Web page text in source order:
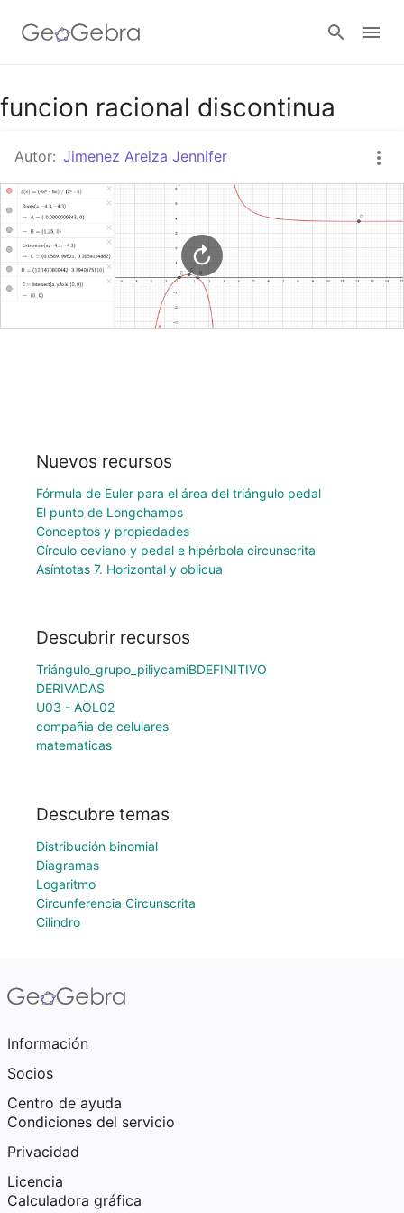
Google Classroom
GeoGebra Classroom
Abrir sesión
funcion racional discontinua
Autor: Jimenez Areiza Jennifer
Nuevos recursos
Fórmula de Euler para el área del triángulo pedal
El punto de Longchamps
Conceptos y propiedades
Círculo ceviano y pedal e hipérbola circunscrita
Asíntotas 7. Horizontal y oblicua
Descubrir recursos
Triángulo_grupo_piliycamiBDEFINITIVO
DERIVADAS
U03 - AOL02
compañia de celulares
matematicas
Descubre temas
Distribución binomial
Diagramas
Logaritmo
Circunferencia Circunscrita
Cilindro
Información
Socios
Centro de ayuda
Condiciones del servicio
Privacidad
Licencia
Calculadora gráfica